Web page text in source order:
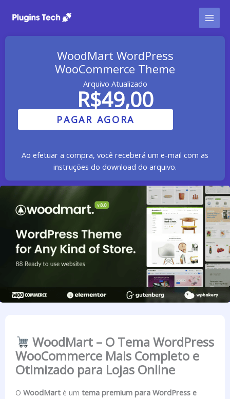
para
conteúdo
WoodMart WordPress
WooCommerce Theme
Arquivo Atualizado
R$49,00
PAGAR AGORA
Ao efetuar a compra, você receberá um e-mail com as
instruções do download do arquivo.
WoodMart – O Tema WordPress
WooCommerce Mais Completo e
Otimizado para Lojas Online
O WoodMart é um tema premium para WordPress e